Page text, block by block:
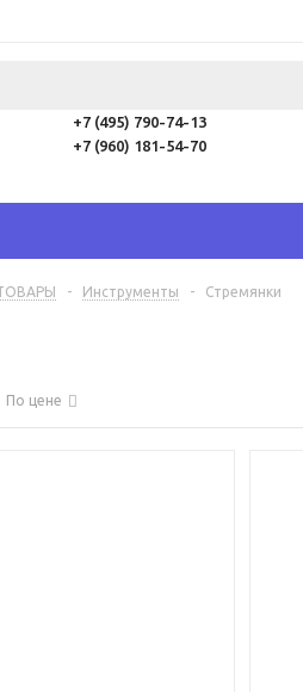
+7 (495) 790-74-13
+7 (960) 181-54-70
- Инструменты - Стремянки
По цене